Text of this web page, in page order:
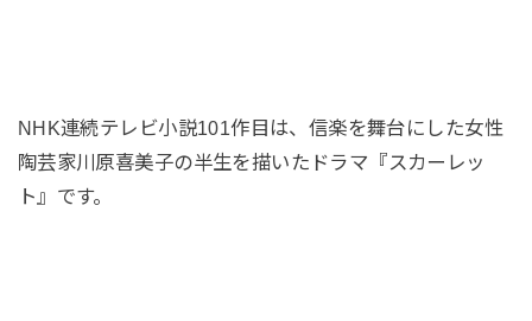
NHK連続テレビ小説101作目は、信楽を舞台にした女性
陶芸家川原喜美子の半生を描いたドラマ『スカーレッ
ト』です。